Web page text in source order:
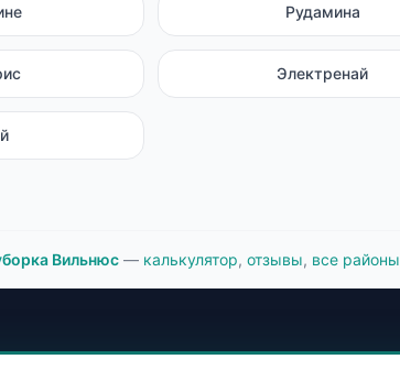
Рудамина
Электренай
Вильнюс— калькулятор, отзывы, все районы
Услуги